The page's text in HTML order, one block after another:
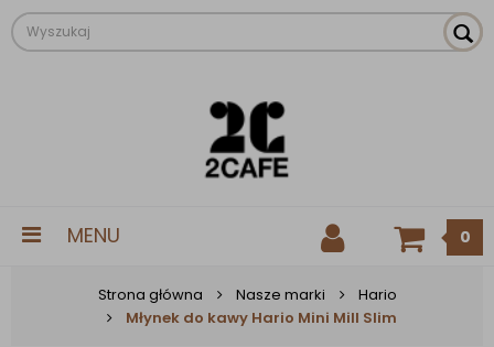
MENU 0
Strona główna Nasze marki
Hario
Młynek do kawy Hario Mini Mill Slim